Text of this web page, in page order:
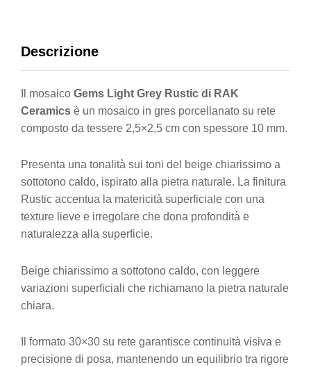
Descrizione
Il mosaico Gems Light Grey Rustic di RAK
Ceramics è un mosaico in gres porcellanato su rete
composto da tessere 2,5×2,5 cm con spessore 10 mm.
Presenta una tonalità sui toni del beige chiarissimo a
sottotono caldo, ispirato alla pietra naturale. La finitura
Rustic accentua la matericità superficiale con una
texture lieve e irregolare che dona profondità e
naturalezza alla superficie.
Beige chiarissimo a sottotono caldo, con leggere
variazioni superficiali che richiamano la pietra naturale
chiara.
Il formato 30×30 su rete garantisce continuità visiva e
precisione di posa, mantenendo un equilibrio tra rigore